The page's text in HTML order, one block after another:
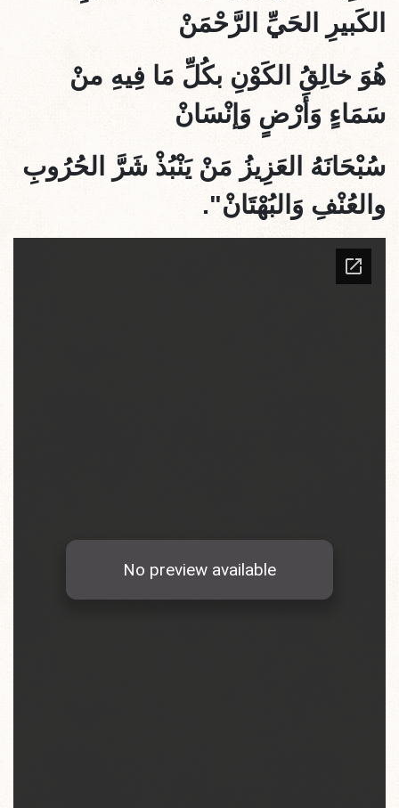
الكَبيرِ الحَيِّ الرَّحْمَنْ
هُوَ خالِقُ الكَوْنِ بكُلِّ مَا فِيهِ منْ
سَمَاءٍ وَأَرْضٍ وَإنْسَانْ
سُبْحَانَهُ العَزِيزُ مَنْ يَنْبُذْ شَرَّ الحُرُوبِ
والعُنْفِ وَالبُهْتَانْ".